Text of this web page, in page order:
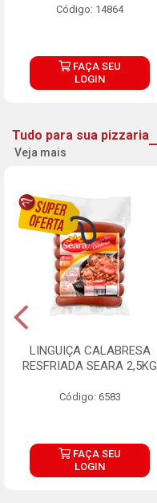
Código: 14864
FAÇA SEU
LOGIN
Tudo para sua pizzaria
Veja mais
LINGUIÇA CALABRESA
RESFRIADA SEARA 2,5KG
Código: 6583
FAÇA SEU
LOGIN